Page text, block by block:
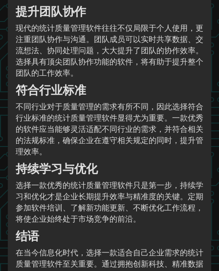
提升团队协作
现代的统计质量管理软件往往不仅局限于个人使用，更
注重团队协作与沟通。团队成员可以实时共享数据、交
流想法、协同处理问题，大大提升了团队的协作效率。
选择具有顶尖团队协作功能的软件，将有助于提升整个
团队的工作效率。
符合行业标准
不同行业对于质量管理的需求有所不同，因此选择符合
行业标准的统计质量管理软件显得尤为重要。一款优秀
的软件应当能够灵活适配不同行业的需求，并符合相关
的法规标准，确保企业在遵守相关规定的同时，提升管
理效率。
持续学习与优化
选择一款优秀的统计质量管理软件只是第一步，持续学
习和优化才是企业长期提升效率与精准度的关键。定期
参加软件培训、了解新功能更新、不断优化工作流程，
将使企业始终处于市场竞争的前沿。
结语
在当今信息化时代，选择一款适合自己企业需求的统计
质量管理软件至关重要。通过拥抱创新科技、精准数据